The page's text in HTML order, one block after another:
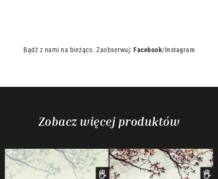
Bądź z nami na bieżąco. Zaobserwuj: Facebook/Instagram
Zobacz więcej produktów